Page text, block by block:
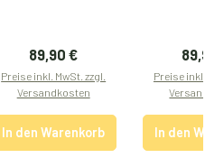
Regulärer Preis:
89,90 €
Preise inkl. MwSt. zzgl.
Versandkosten
In den Warenkorb
Preise
In den